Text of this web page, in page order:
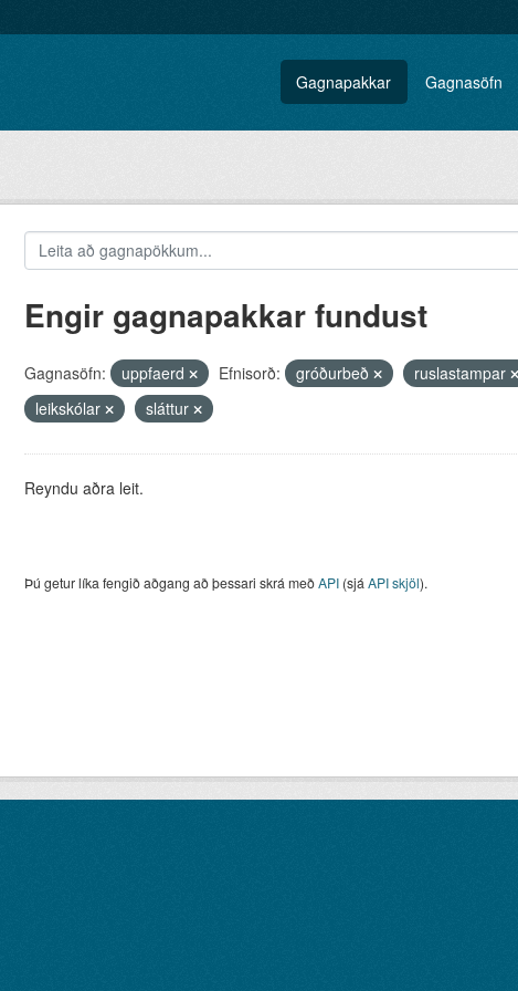
Gagnapakkar Gagnasöfn
Engir gagnapakkar fundust
Gagnasöfn: uppfaerd Efnisorð: gróðurbeð ruslastampar
leikskólar
sláttur
Reyndu aðra leit.
Þú getur líka fengið aðgang að þessari skrá meðAPI(sjá API skjöl).